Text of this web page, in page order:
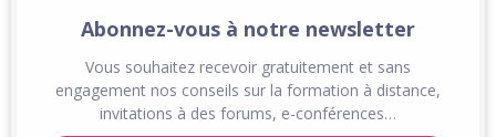
Abonnez-vous à notre newsletter
Vous souhaitez recevoir gratuitement et sans
engagement nos conseils sur la formation à distance,
invitations à des forums, e-conférences…